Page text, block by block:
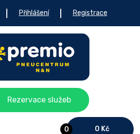
Přihlášení Registrace
0 0 Kč
Rezervace služeb